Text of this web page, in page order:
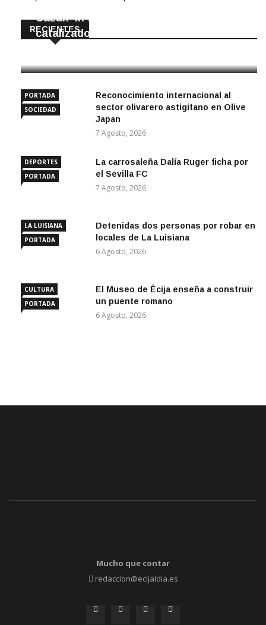
RECIENTES
Cazan ‘in fraganti’ a ladrones de
catalizadores
PORTADA
SOCIEDAD
Reconocimiento internacional al
sector olivarero astigitano en Olive
Japan
7 Agosto, 2026
DEPORTES
PORTADA
La carrosaleña Dalía Ruger ficha por
el Sevilla FC
7 Agosto, 2026
LA LUISIANA
PORTADA
Detenidas dos personas por robar en
locales de La Luisiana
6 Agosto, 2026
CULTURA
PORTADA
El Museo de Écija enseña a construir
un puente romano
6 Agosto, 2026
Mucho que contar
redaccion@ecijaldia.es